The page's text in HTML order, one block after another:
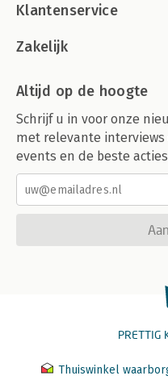
Klantenservice
Zakelijk
Altijd op de hoogte
Schrijf u in voor onze
met relevante
events en de beste
PRETTIG
Thuiswinkel